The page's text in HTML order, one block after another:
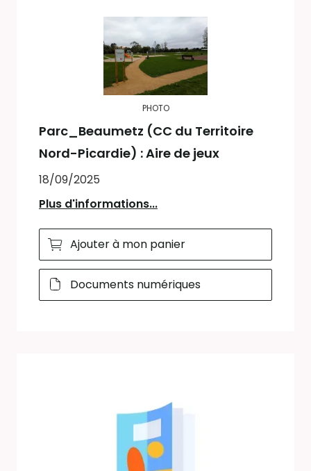
PHOTO
Parc_Beaumetz (CC du Territoire
Nord-Picardie) : Aire de jeux
18/09/2025
Plus d'informations...
Ajouter à mon panier
Documents numériques